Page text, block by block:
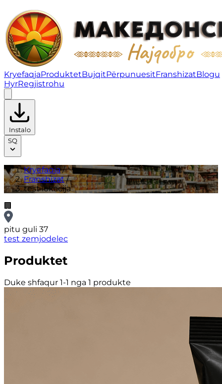
test lokacija | Franshizat
KryefaqjaProduktetBujqitPërpunuesitFranshizatBlogu
HyrRegjistrohu
Instalo
SQ
Kryefaqja/
Franshizat/
test lokacija
🏢
pitu guli 37
test zemjodelec
Produktet
Duke shfaqur 1-1 nga 1 produkte